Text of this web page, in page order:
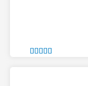
    